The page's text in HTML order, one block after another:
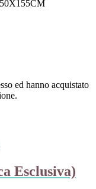
ed hanno acquistato
Esclusiva)